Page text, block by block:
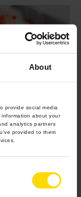
About
provide social media
about your
analytics partners
provided to them